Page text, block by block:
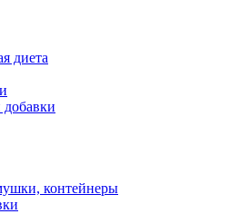
диета
контейнеры